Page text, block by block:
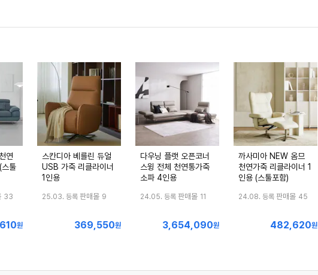
연
툴
33
원
스칸디아 베를린 듀얼
USB 가죽 리클라이너
1인용
25.03. 등록 판매몰 9
최
369,550원
다우닝 플랫 오픈코너
스윙 전체 천연통가죽
소파 4인용
24.05. 등록 판매몰 11
최
3,654,090원
까사미아 NEW 옴므
천연가죽 리클라이너 1
인용 (스툴포함)
24.08. 등록 판매몰 45
최
482,620원